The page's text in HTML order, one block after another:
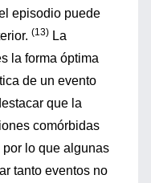
episodio puede
(13) La
la forma óptima
de un evento
que la
comórbidas
lo que algunas
tanto eventos no